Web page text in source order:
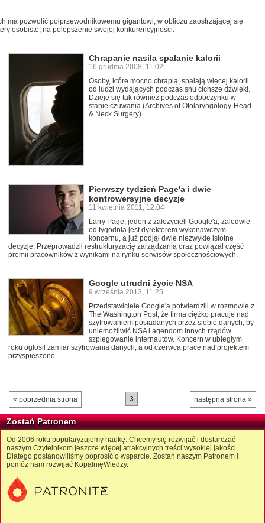
ma pozwolić półprzewodnikowemu gigantowi, w obliczu zaostrzającej się
osobiste, na polepszenie swojej konkurencyjności.
Chrapanie nasila spalanie kalorii
16 grudnia 2008, 11:02
Osoby, które mocno chrapią, spalają więcej kalorii
od ludzi wydających podczas snu cichsze dźwięki.
Dzieje się tak również podczas odpoczynku w
stanie czuwania (Archives of Otolaryngology-Head
& Neck Surgery).
Pierwszy tydzień Page'a i dwie
kontrowersyjne decyzje
11 kwietnia 2011, 12:04
Larry Page, jeden z założycieli Google'a, zaledwie
od tygodnia jest dyrektorem wykonawczym
koncernu, a już podjął dwie niezwykle istotne
decyzje. Przeprowadził restrukturyzację zarządzania oraz powiązał część
premii pracowników z wynikami na rynku serwisów społecznościowych.
Google utrudni życie NSA
9 września 2013, 11:25
Przedstawiciele Google'a potwierdzili w rozmowie z
The Washington Post, że firma ciężko pracuje nad
szyfrowaniem posiadanych przez siebie danych, by
uniemożliwić NSA i agendom innych rządów
szpiegowanie internautów. Koncern w ubiegłym
roku ogłosił zamiar szyfrowania danych, a od czerwca prace nad projektem
przyspieszono
« poprzednia strona następna strona »
3 …
Zostań Patronem
Od 2006 roku popularyzujemy naukę. Chcemy się rozwijać i dostarczać
naszym Czytelnikom jeszcze więcej atrakcyjnych treści wysokiej jakości.
Dlatego postanowiliśmy poprosić o wsparcie. Zostań naszym Patronem i
pomóż nam rozwijać KopalnięWiedzy.